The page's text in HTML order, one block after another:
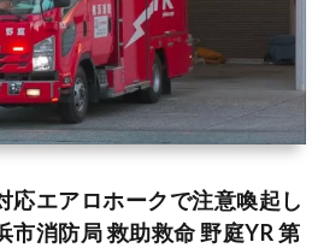
応エアロホークで注意喚起し
市消防局 救助救命 野庭YR 第